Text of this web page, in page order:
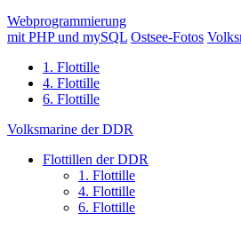
Webprogrammierung
mit PHP und mySQL Ostsee-Fotos
1. Flottille
4. Flottille
6. Flottille
Volksmarine der DDR
Flottillen der DDR
1. Flottille
4. Flottille
6. Flottille